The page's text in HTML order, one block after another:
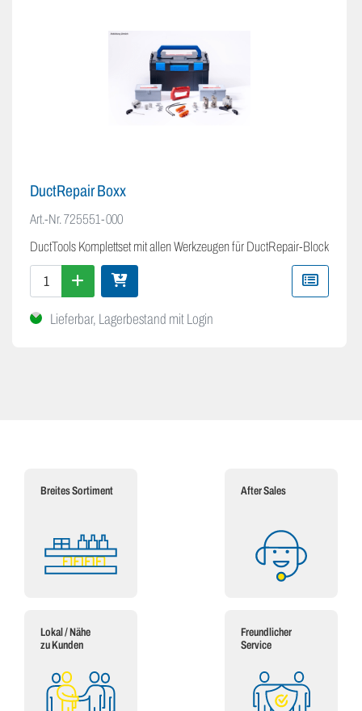
DuctRepair Boxx
Art.-Nr.725551-000
DuctTools Komplettset mit allen Werkzeugen für DuctRepair-Block
Lieferbar, Lagerbestand mit Login
Breites Sortiment After Sales
Lokal / Nähe
zu Kunden
Freundlicher
Service